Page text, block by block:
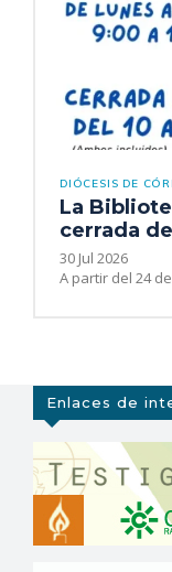
DIÓCESIS DE
La
cerrada
30 Jul 2026
A partir del 24
Enlaces de